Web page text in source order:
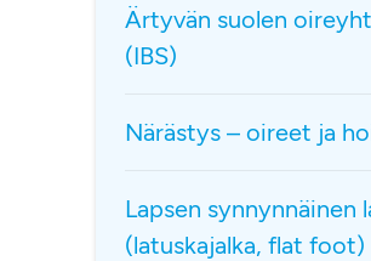
Ärtyvän suolen
(IBS)
Närästys – oireet ja
Lapsen synnynnäinen
(latuskajalka, flat foot)